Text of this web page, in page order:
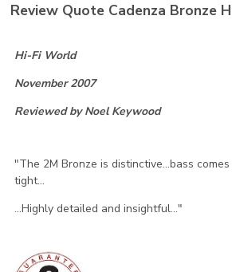
Review Quote Cadenza Bronze
Hi-Fi World
November 2007
Reviewed by Noel Keywood
"The 2M Bronze is distinctive...bass
tight...
...Highly detailed and insightful..."